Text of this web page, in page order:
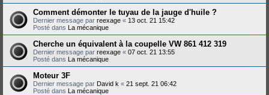
Comment démonter le tuyau de la jauge d'huile ?
Dernier message par reexage « 13 oct. 21 15:42
Posté dans La mécanique
Cherche un équivalent à la coupelle VW 861 412 319
Dernier message par reexage « 07 oct. 21 13:55
Posté dans La mécanique
Moteur 3F
Dernier message par David k « 21 sept. 21 06:42
Posté dans La mécanique